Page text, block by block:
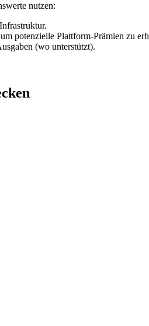
nutzen:
potenzielle Plattform-Prämien zu
(wo unterstützt).